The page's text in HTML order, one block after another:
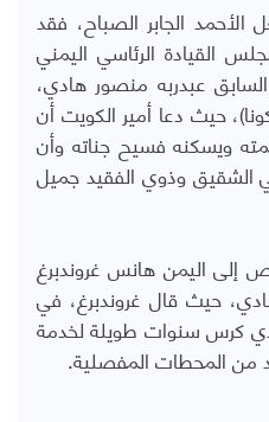
الجابر الصباح، فقد
القيادة الرئاسي اليمني
عبدربه منصور هادي،
حيث دعا أمير الكويت أن
ويسكنه فسيح جناته وأن
الشقيق وذوي الفقيد جميل
إلى اليمن هانس غروندبرغ
حيث قال غروندبرغ، في
كرس سنوات طويلة لخدمة
من المحطات المفصلية.